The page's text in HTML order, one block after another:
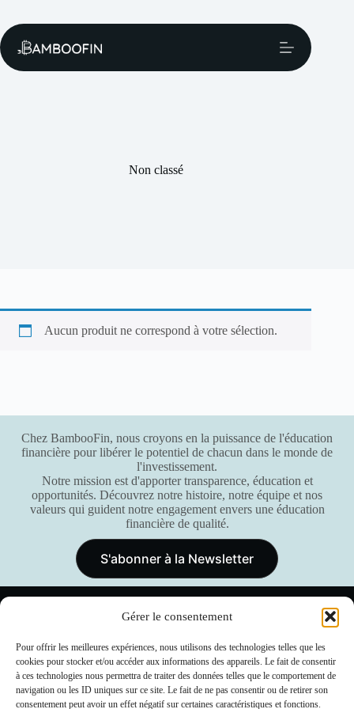
Gérer le consentement
Pour offrir les meilleures expériences, nous utilisons des technologies telles que les
cookies pour stocker et/ou accéder aux informations des appareils. Le fait de consentir
à ces technologies nous permettra de traiter des données telles que le comportement de
navigation ou les ID uniques sur ce site. Le fait de ne pas consentir ou de retirer son
consentement peut avoir un effet négatif sur certaines caractéristiques et fonctions.
contenu
Non classé
Aucun produit ne correspond à votre sélection.
Chez BambooFin, nous croyons en la puissance de l'éducation
financière pour libérer le potentiel de chacun dans le monde de
l'investissement.
Notre mission est d'apporter transparence, éducation et
opportunités. Découvrez notre histoire, notre équipe et nos
valeurs qui guident notre engagement envers une éducation
financière de qualité.
S'abonner à la Newsletter